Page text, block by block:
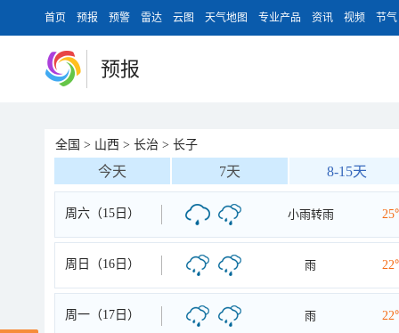
首页 预报 预警 雷达 云图 天气地图 专业产品 资讯 视频 节气
预报
全国 > 山西 > 长治 > 长子
今天 7天 8-15天
周六（15日） 小雨转雨
周日（16日） 雨
周一（17日） 雨